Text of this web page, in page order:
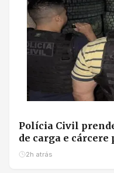
Polícia Civil
de carga e cárcere
2h atrás